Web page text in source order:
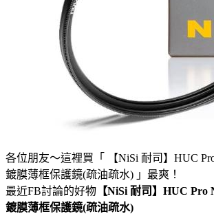
各位朋友～這裡買「 【NiSi 耐司】HUC
鍍膜薄框保護鏡(疏油疏水) 」最爽！
最近FB討論的好物 【NiSi 耐司】HUC Pro
鍍膜薄框保護鏡(疏油疏水)